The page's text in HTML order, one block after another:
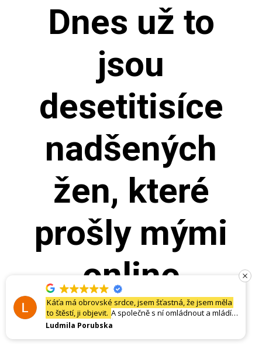
Dnes už to
jsou
desetitisíce
nadšených
žen, které
prošly mými
online
programy.
Jsem na začátku, ale už teď cítím, že se dějou velké
změny
.. Díky
Kristýna Železná